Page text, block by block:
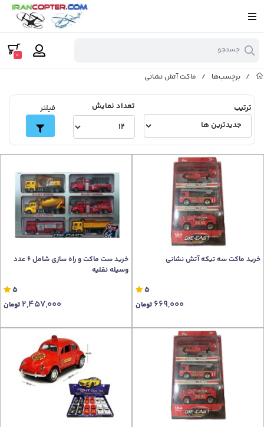
جستجو 0
/ برچسب‌ها / ماکت آتش نشانی
ترتیب تعداد نمایش فیلتر
خرید ماکت سه تیکه آتش نشانی
5
669,000 تومان
خرید ست ماکت و راه سازی شامل 6 عدد
وسیله نقلیه
5
2,457,000 تومان